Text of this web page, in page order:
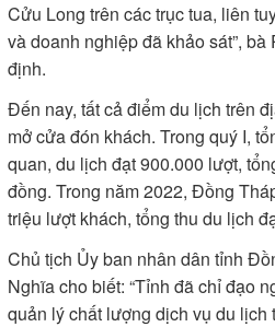
Cửu Long trên các trục tua, liên
và doanh nghiệp đã khảo sát”,
định.
Ðến nay, tất cả điểm du lịch trên
mở cửa đón khách. Trong quý I,
quan, du lịch đạt 900.000 lượt,
đồng. Trong năm 2022, Ðồng
triệu lượt khách, tổng thu du lịch
Chủ tịch Ủy ban nhân dân tỉnh
Nghĩa cho biết: “Tỉnh đã chỉ đạo
quản lý chất lượng dịch vụ du lịch